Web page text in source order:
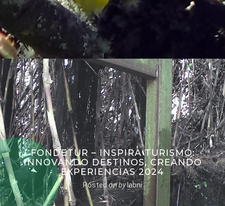
FONDETUR – INSPIRA TURISMO:
INNOVANDO DESTINOS, CREANDO
EXPERIENCIAS 2024
Posted onbylabni